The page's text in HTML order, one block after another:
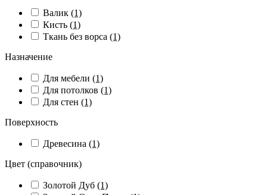
Валик (1)
Кисть (1)
Ткань без ворса (1)
Назначение
Для мебели (1)
Для потолков (1)
Для стен (1)
Поверхность
Древесина (1)
Цвет (справочник)
Золотой Дуб (1)